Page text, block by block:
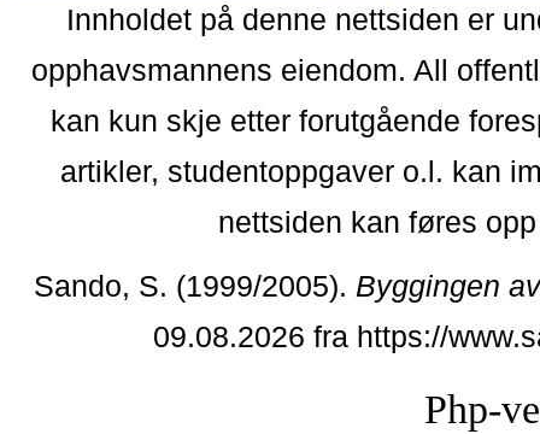
Innholdet på denne nettsiden er
opphavsmannens eiendom. All
kan kun skje etter forutgående
artikler, studentoppgaver o.l. kan
nettsiden kan føres
Sando, S. (1999/2005). Byggingen
09.08.2026 fra https://
Php-